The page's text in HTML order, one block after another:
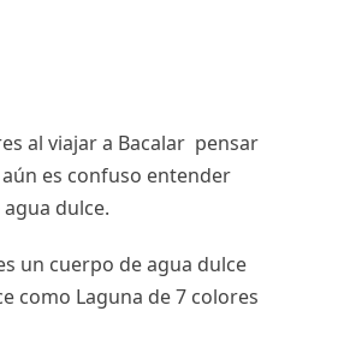
al viajar a Bacalar pensar
es confuso entender
dulce.
un cuerpo de agua dulce
como Laguna de 7 colores